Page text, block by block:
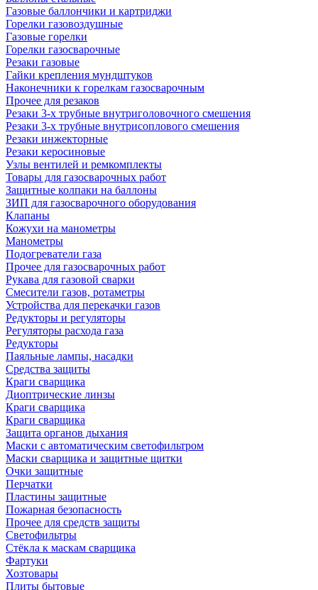
Газовые баллончики и картриджи
Горелки газовоздушные
Газовые горелки
Горелки газосварочные
Резаки газовые
Гайки крепления мундштуков
Наконечники к горелкам газосварочным
Прочее для резаков
Резаки 3-х трубные внутриголовочного смешения
Резаки 3-х трубные внутрисоплового смешения
Резаки инжекторные
Резаки керосиновые
Узлы вентилей и ремкомплекты
Товары для газосварочных работ
Защитные колпаки на баллоны
ЗИП для газосварочного оборудования
Клапаны
Кожухи на манометры
Манометры
Подогреватели газа
Прочее для газосварочных работ
Рукава для газовой сварки
Смесители газов, ротаметры
Устройства для перекачки газов
Редукторы и регуляторы
Регуляторы расхода газа
Редукторы
Паяльные лампы, насадки
Средства защиты
Краги сварщика
Диоптрические линзы
Краги сварщика
Краги сварщика
Защита органов дыхания
Маски с автоматическим светофильтром
Маски сварщика и защитные щитки
Очки защитные
Перчатки
Пластины защитные
Пожарная безопасность
Прочее для средств защиты
Светофильтры
Стёкла к маскам сварщика
Фартуки
Хозтовары
Плиты бытовые